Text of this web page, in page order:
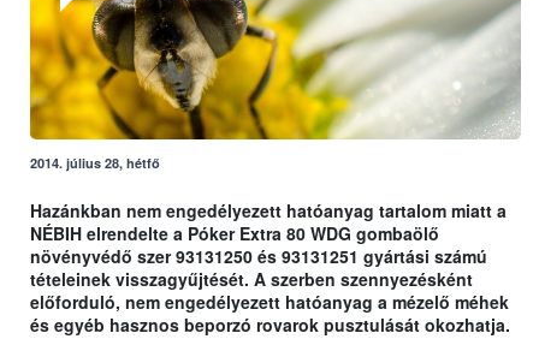
2014. július 28, hétfő
Hazánkban nem engedélyezett hatóanyag tartalom miatt a
NÉBIH elrendelte a Póker Extra 80 WDG gombaölő
növényvédő szer 93131250 és 93131251 gyártási számú
tételeinek visszagyűjtését. A szerben szennyezésként
előforduló, nem engedélyezett hatóanyag a mézelő méhek
és egyéb hasznos beporzó rovarok pusztulását okozhatja.